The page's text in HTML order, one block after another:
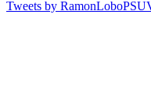
Tweets by